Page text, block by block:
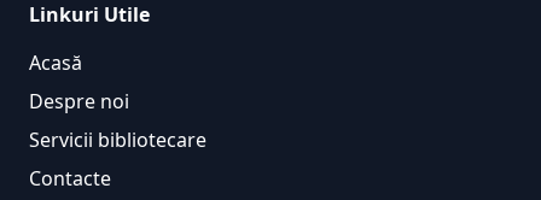
Linkuri Utile
Acasă
Despre noi
Servicii bibliotecare
Contacte